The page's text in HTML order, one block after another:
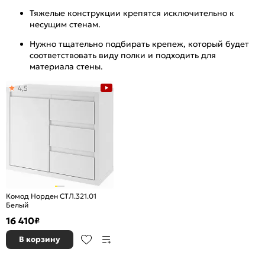
Тяжелые конструкции крепятся исключительно к
несущим стенам.
Нужно тщательно подбирать крепеж, который будет
соответствовать виду полки и подходить для
материала стены.
Комод Норден СТЛ.321.01
Белый
4,5
16 410₽
В корзину